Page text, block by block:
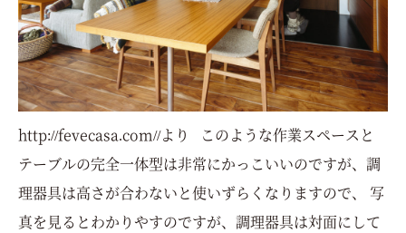
http://fevecasa.com//より このような作業スペースと
テーブルの完全一体型は非常にかっこいいのですが、調
理器具は高さが合わないと使いずらくなりますので、 写
真を見るとわかりやすのですが、調理器具は対面にして